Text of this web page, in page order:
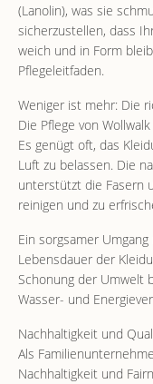
(Lanolin), was sie
sicherzustellen, dass
weich und in Form
Pflegeleitfaden.
Weniger ist mehr: Die
Die Pflege von
Es genügt oft, das
Luft zu belassen. Die
unterstützt die Fasern
reinigen und zu
Ein sorgsamer
Lebensdauer der
Schonung der Umwelt
Wasser- und
Nachhaltigkeit und
Als
Nachhaltigkeit und